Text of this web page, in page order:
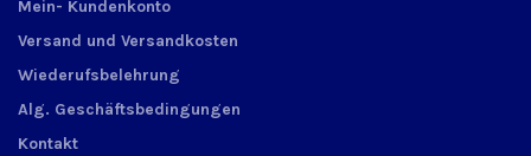
Mein- Kundenkonto
Versand und Versandkosten
Wiederufsbelehrung
Alg. Geschäftsbedingungen
Kontakt